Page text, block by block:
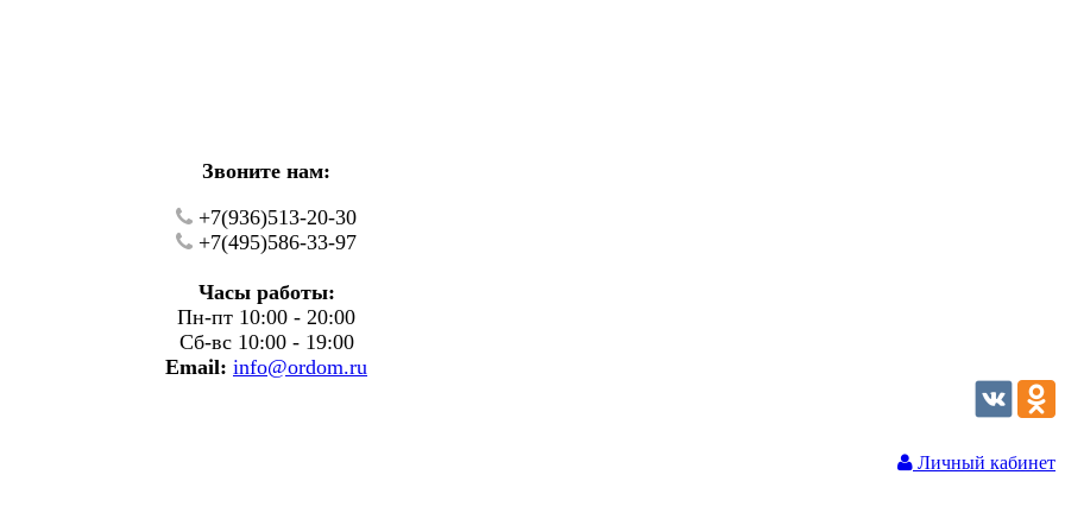
Звоните нам:
+7(936)513-20-30
+7(495)586-33-97
Часы работы:
Пн-пт 10:00 - 20:00
Сб-вс 10:00 - 19:00
Email: info@ordom.ru
Личный кабинет